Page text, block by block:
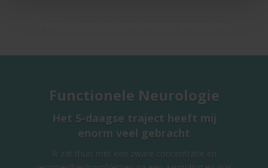
Functionele Neurologie
Het 5-daagse traject heeft mij
enorm veel gebracht
Ik zat thuis met een zware concentratie en